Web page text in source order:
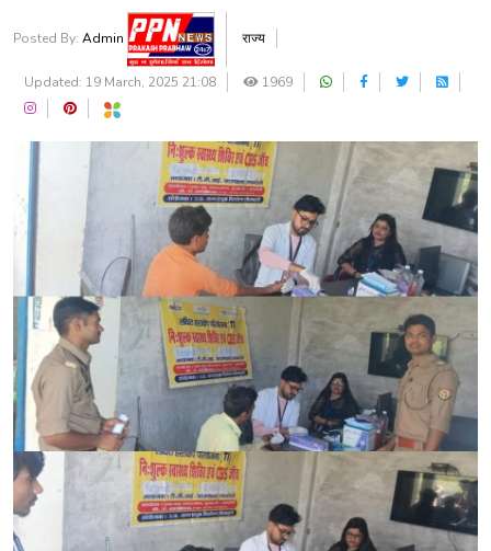
Posted By: Admin राज्य
Updated: 19 March, 2025 21:08 1969